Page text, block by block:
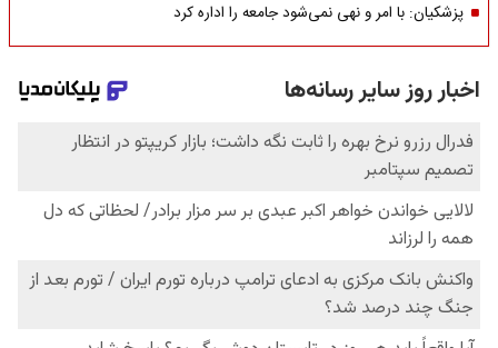
پزشکیان: با امر و نهی نمی‌شود جامعه را اداره کرد